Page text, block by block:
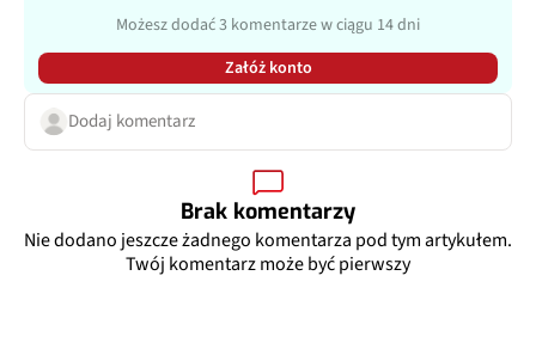
Możesz dodać 3 komentarze w ciągu 14 dni
Załóż konto
Dodaj komentarz
Brak komentarzy
Nie dodano jeszcze żadnego komentarza pod tym artykułem.
Twój komentarz może być pierwszy